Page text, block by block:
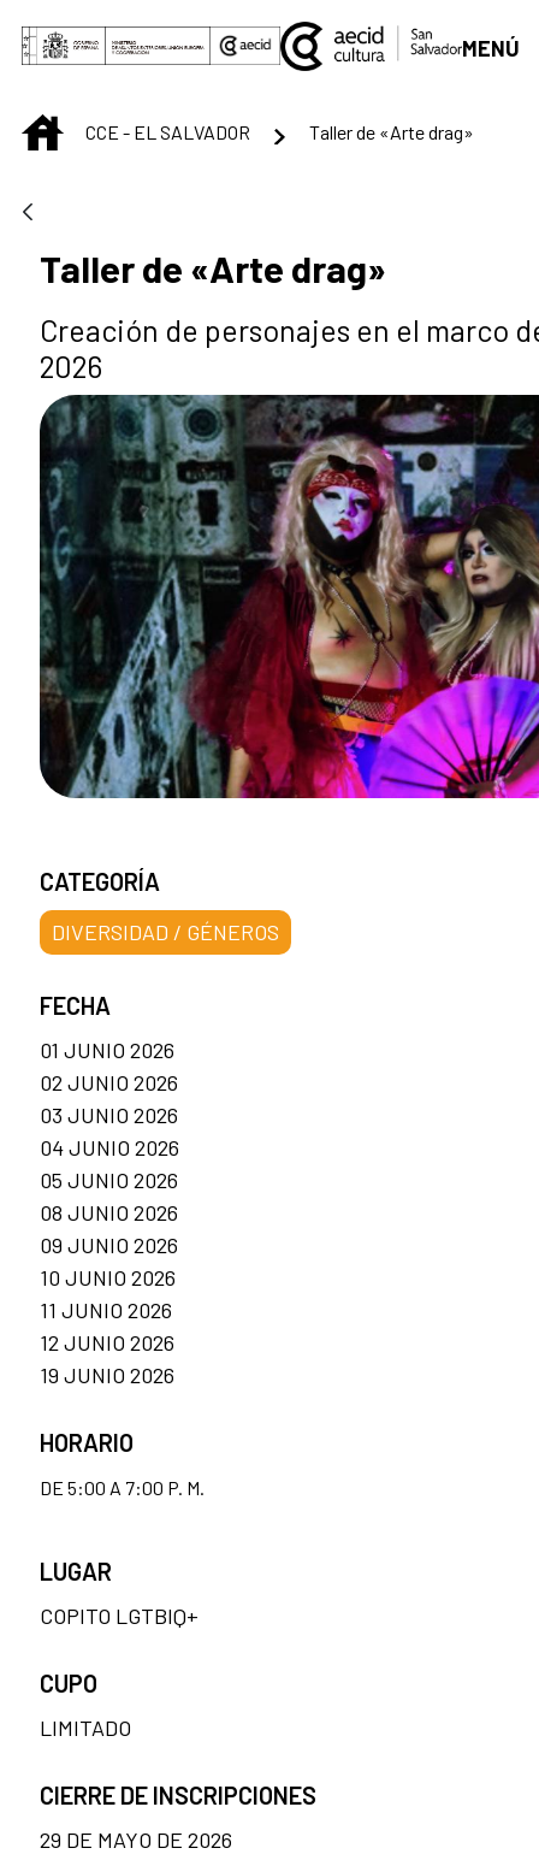
Saltar al contenido principal
MENÚ
INICIOCCE - EL SALVADOR Taller de «Arte drag»
Taller de «Arte drag»
Creación de personajes en el marco
2026
CATEGORÍA
DIVERSIDAD / GÉNEROS
FECHA
01 JUNIO 2026
02 JUNIO 2026
03 JUNIO 2026
04 JUNIO 2026
05 JUNIO 2026
08 JUNIO 2026
09 JUNIO 2026
10 JUNIO 2026
11 JUNIO 2026
12 JUNIO 2026
19 JUNIO 2026
HORARIO
DE 5:00 A 7:00 P. M.
LUGAR
COPITO LGTBIQ+
CUPO
LIMITADO
CIERRE DE INSCRIPCIONES
29 DE MAYO DE 2026